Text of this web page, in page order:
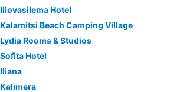
Iliovasilema Hotel
Kalamitsi Beach Camping Village
Lydia Rooms & Studios
Sofita Hotel
Iliana
Kalimera